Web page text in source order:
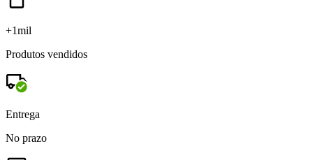
+1mil
Produtos vendidos
Entrega
No prazo